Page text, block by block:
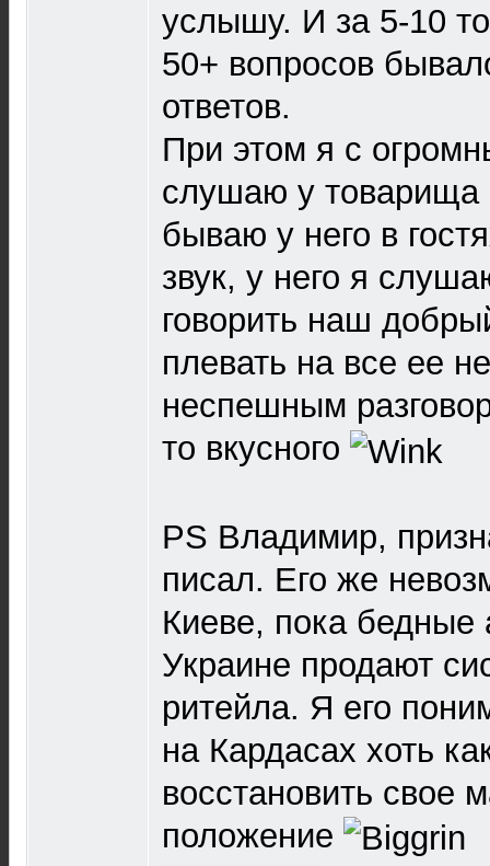
услышу. И за 5-10
50+ вопросов
ответов.
При этом я с
слушаю у товарища
бываю у него в
звук, у него я
говорить наш
плевать на все ее
неспешным
то вкусного
РS Владимир,
писал. Его же
Киеве, пока
Украине продают
ритейла. Я его
на Кардасах хоть
восстановить свое
положение